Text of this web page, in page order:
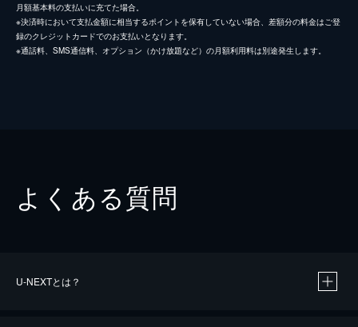
月額基本料の支払いに充てた場合。
※決済時において支払金額に相当するポイントを保有していない場合、差額分の料金はご登
録のクレジットカードでのお支払いとなります。
※通話料、SMS通信料、オプション（かけ放題など）の月額利用料は別途発生します。
よくある質問
U-NEXTとは？